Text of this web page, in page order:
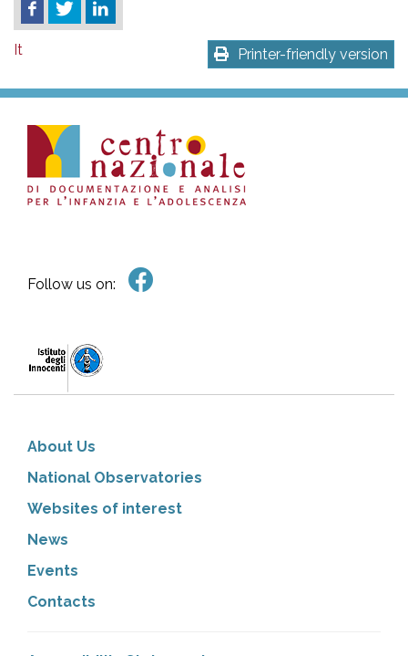
Printer-friendly version
It
Follow us on:
About Us
National Observatories
Websites of interest
News
Events
Contacts